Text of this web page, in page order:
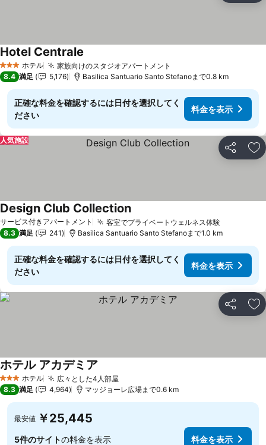
3 ホテルのランク
ホテル 家族向けのスタジオアパートメント
Hotel Centrale
8.4 満足 5,176 Basilica Santuario Santo Stefanoまで0.8 km
正確な料金を確認するには日付を選択してく
ださい
料金を表示
シェア お
人気施設
サービス付きアパートメント 客室でプライベートウェルネス体験料金を表
Design Club Collection料金を表示
8.3 満足 241 Basilica Santuario Santo Stefanoまで1.0 km
正確な料金を確認するには日付を選択してく
ださい
料金を表示
シェア お
3 ホテルのランク
ホテル 広々とした4人部屋料金を表示
ホテル アカデミア
8.3 満足 4,964 マッジョーレ広場まで0.6 km
最安値 ￥25,445
5件のサイトの料金を表示 料金を表示